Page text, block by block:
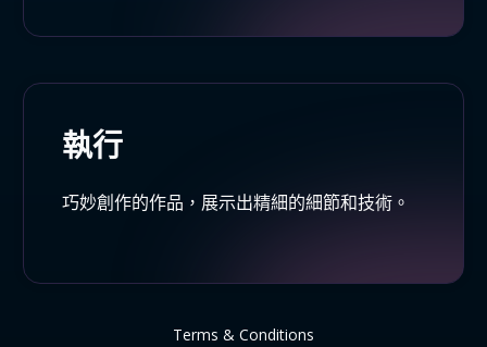
執行
巧妙創作的作品，展示出精細的細節和技術。
Terms & Conditions